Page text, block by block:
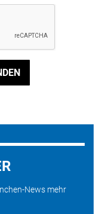
News mehr